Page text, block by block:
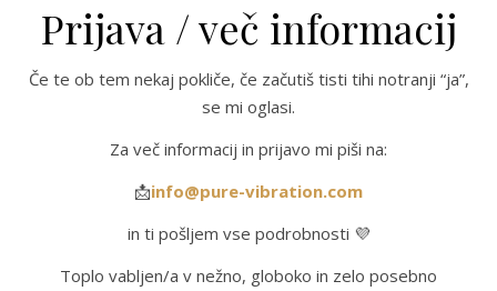
Prijava / več informacij
Če te ob tem nekaj pokliče, če začutiš tisti tihi notranji “ja”,
se mi oglasi.
Za več informacij in prijavo mi piši na:
📩info@pure-vibration.com
in ti pošljem vse podrobnosti 💜
Toplo vabljen/a v nežno, globoko in zelo posebno